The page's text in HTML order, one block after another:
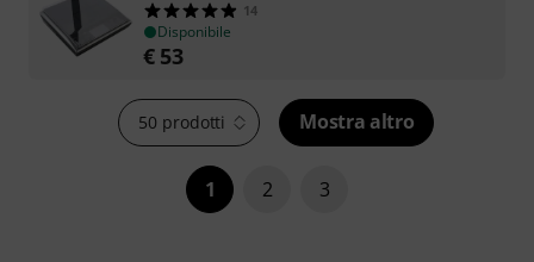
14
Disponibile
€ 53
50 prodotti Mostra altro
1 2 3